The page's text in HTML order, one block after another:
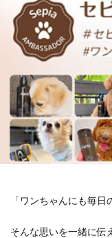
「ワンちゃんにも毎日
そんな思いを一緒に伝